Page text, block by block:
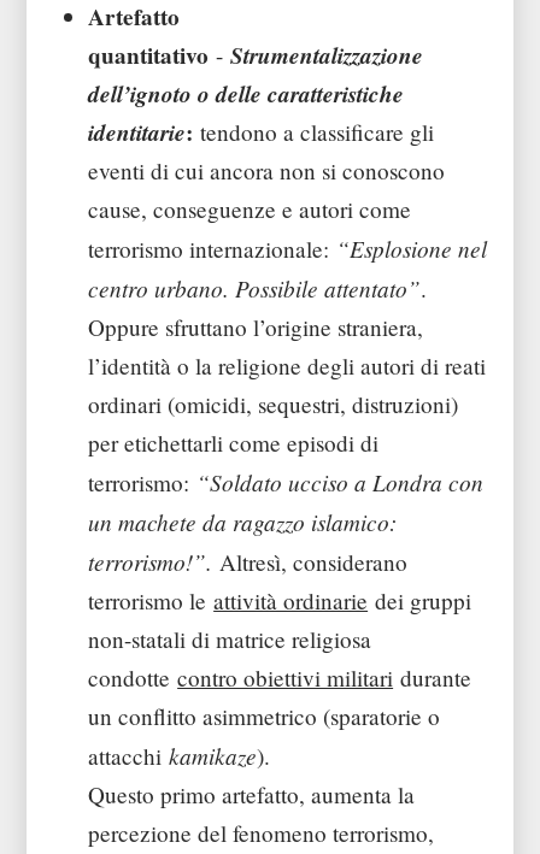
Artefatto
quantitativo- Strumentalizzazione
dell’ignoto o delle caratteristiche
identitarie:tendono a classificare gli
eventi di cui ancora non si conoscono
cause, conseguenze e autori come
terrorismo internazionale: “Esplosione nel
centro urbano. Possibile attentato”.
Oppure sfruttano l’origine straniera,
l’identità o la religione degli autori di reati
ordinari (omicidi, sequestri, distruzioni)
per etichettarli come episodi di
terrorismo: “Soldato ucciso a Londra con
un machete da ragazzo islamico:
terrorismo!”. Altresì, considerano
terrorismo leattività ordinarie dei gruppi
non-statali di matrice religiosa
condottecontro obiettivi militari durante
un conflitto asimmetrico (sparatorie o
attacchikamikaze).
Questo primo artefatto, aumenta la
percezione del fenomeno terrorismo,